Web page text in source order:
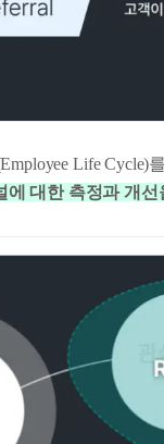
Life Cycle)
에 대한 측정과 개